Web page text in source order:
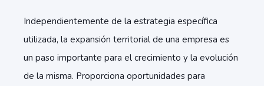
Independientemente de la estrategia específica
utilizada, la expansión territorial de una empresa es
un paso importante para el crecimiento y la evolución
de la misma. Proporciona oportunidades para